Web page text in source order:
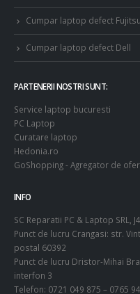
Cumpar laptop defect
Cumpar laptop defect Dell
PARTENERII NOSTRI SUNT:
Service laptop bucuresti
PC Laptop
Curatare laptop
Hedonia.ro
GoShopping - Agregator de
INFO
SC Reparatii PC & Laptop SRL,
Punct de lucru Crangasi: str.
postal 60392
Punct de lucru Dristor-Mihai
interfon 3
Telefon: 0721 049 875 – 0765